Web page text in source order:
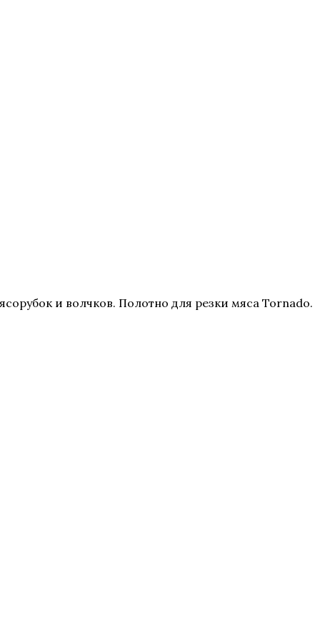
и волчков. Полотно для резки мяса Tornado.